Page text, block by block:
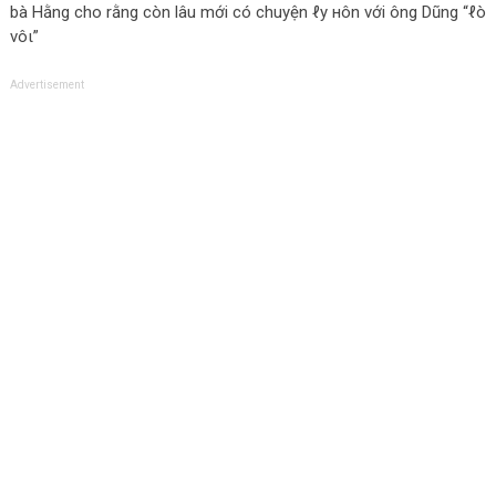
bà Hằng cho rằng còn lâu mới có chuyện ℓу нôn với ông Dũng “ℓò
νôι”
Advertisement